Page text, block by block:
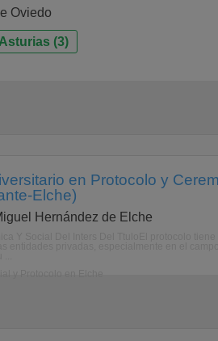
Oviedo
Asturias (3)
en Protocolo y
Elche)
Hernández de Elche